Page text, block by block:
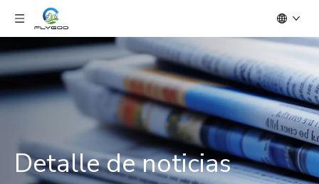
Detalle de noticias